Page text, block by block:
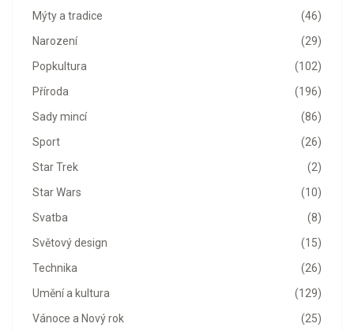
(46)
Mýty a tradice
(29)
Narození
(102)
Popkultura
(196)
Příroda
(86)
Sady mincí
(26)
Sport
(2)
Star Trek
(10)
Star Wars
(8)
Svatba
(15)
Světový design
(26)
Technika
(129)
Umění a kultura
(25)
Vánoce a Nový rok